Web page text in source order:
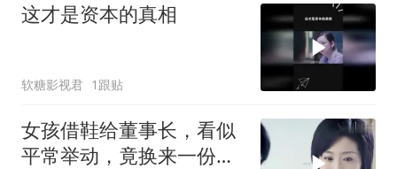
这才是资本的真相
软糖影视君 1跟贴
女孩借鞋给董事长，看似
平常举动，竟换来一份好